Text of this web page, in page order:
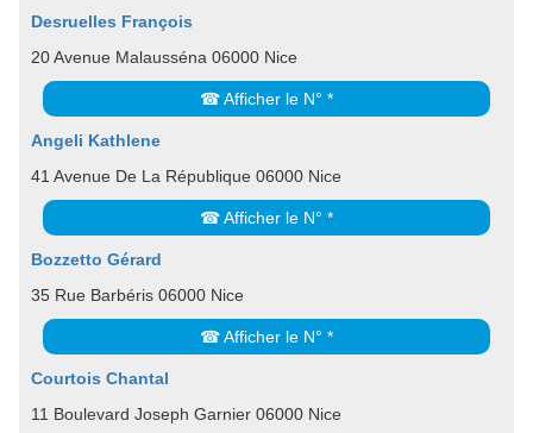
Desruelles François
20 Avenue Malausséna 06000 Nice
☎ Afficher le N° *
Angeli Kathlene
41 Avenue De La République 06000 Nice
☎ Afficher le N° *
Bozzetto Gérard
35 Rue Barbéris 06000 Nice
☎ Afficher le N° *
Courtois Chantal
11 Boulevard Joseph Garnier 06000 Nice